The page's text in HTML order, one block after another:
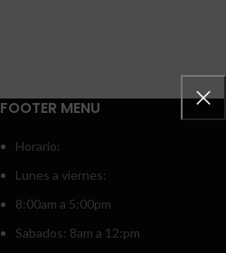
FOOTER MENU
Horario:
Lunes a viernes:
8:00am a 5:00pm
Sabados: 8am a 12:pm